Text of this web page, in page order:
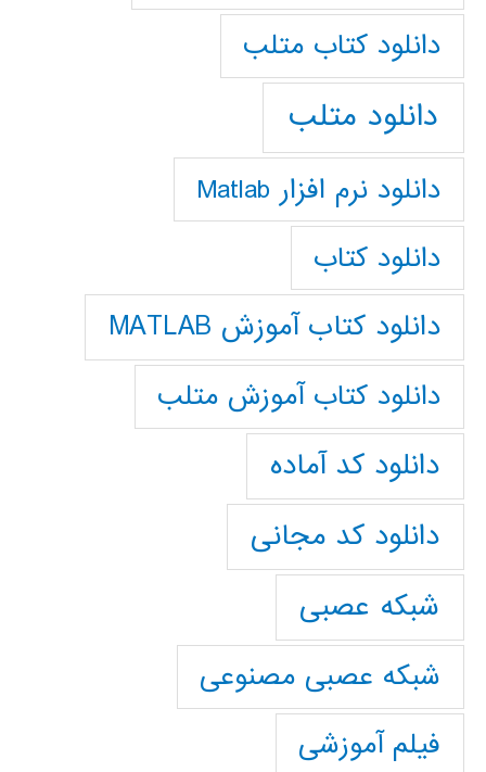
دانلود كتاب متلب
دانلود متلب
دانلود نرم افزار Matlab
دانلود کتاب
دانلود کتاب آموزش MATLAB
دانلود کتاب آموزش متلب
دانلود کد آماده
دانلود کد مجانی
شبکه عصبی
شبکه عصبی مصنوعی
فیلم آموزشی